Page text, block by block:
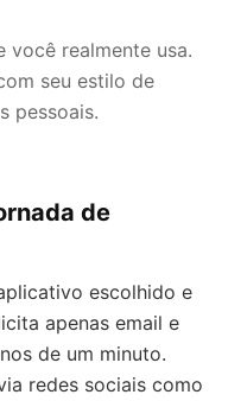
você realmente usa.
seu estilo de
pessoais.
de
escolhido e
apenas email e
de um minuto.
redes sociais como